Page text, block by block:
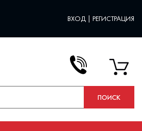
ВХОД | РЕГИСТРАЦИЯ